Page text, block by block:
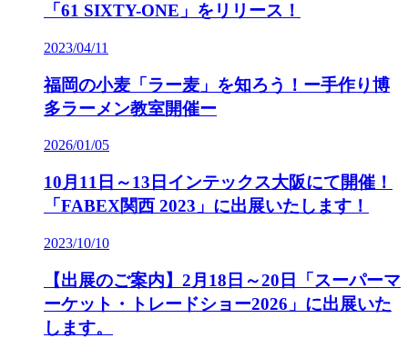
「61 SIXTY-ONE」をリリース！
2023/04/11
福岡の小麦「ラー麦」を知ろう！ー手作り博
多ラーメン教室開催ー
2026/01/05
10月11日～13日インテックス大阪にて開催！
「FABEX関西 2023」に出展いたします！
2023/10/10
【出展のご案内】2月18日～20日「スーパーマ
ーケット・トレードショー2026」に出展いた
します。